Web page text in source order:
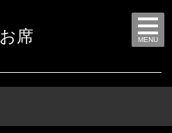
MENU
お席